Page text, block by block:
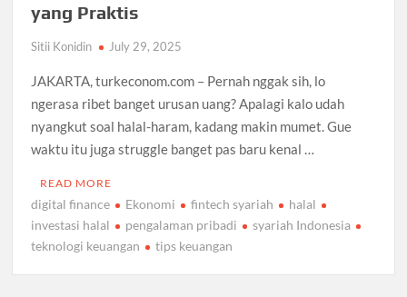
yang Praktis
Sitii Konidin July 29, 2025
JAKARTA, turkeconom.com – Pernah nggak sih, lo
ngerasa ribet banget urusan uang? Apalagi kalo udah
nyangkut soal halal-haram, kadang makin mumet. Gue
waktu itu juga struggle banget pas baru kenal …
READ MORE
digital finance Ekonomi fintech syariah
halal
investasi halal
pengalaman pribadi
syariah Indonesia
teknologi keuangan
tips keuangan